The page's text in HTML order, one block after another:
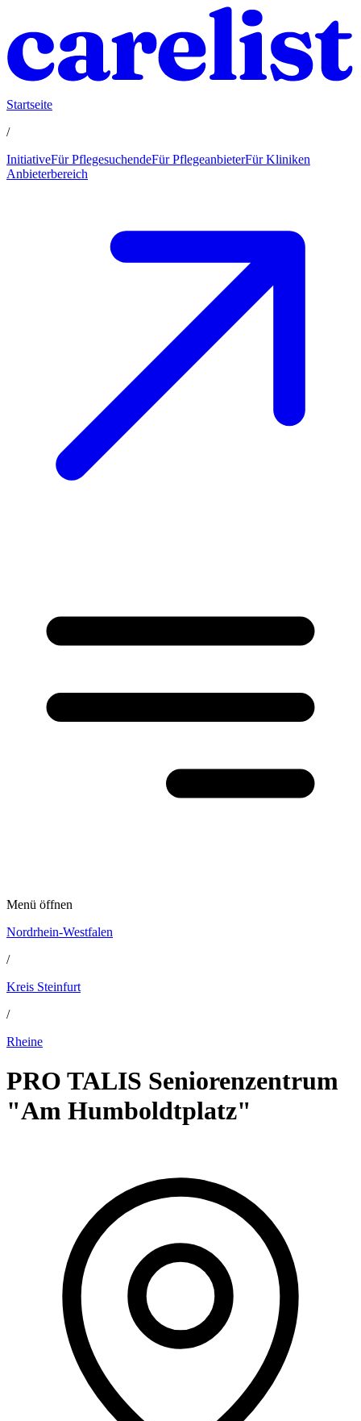
Startseite
/
InitiativeFür PflegesuchendeFür PflegeanbieterFür Kliniken
Anbieterbereich
Menü öffnen
Nordrhein-Westfalen
/
Kreis Steinfurt
/
Rheine
PRO TALIS Seniorenzentrum
"Am Humboldtplatz"